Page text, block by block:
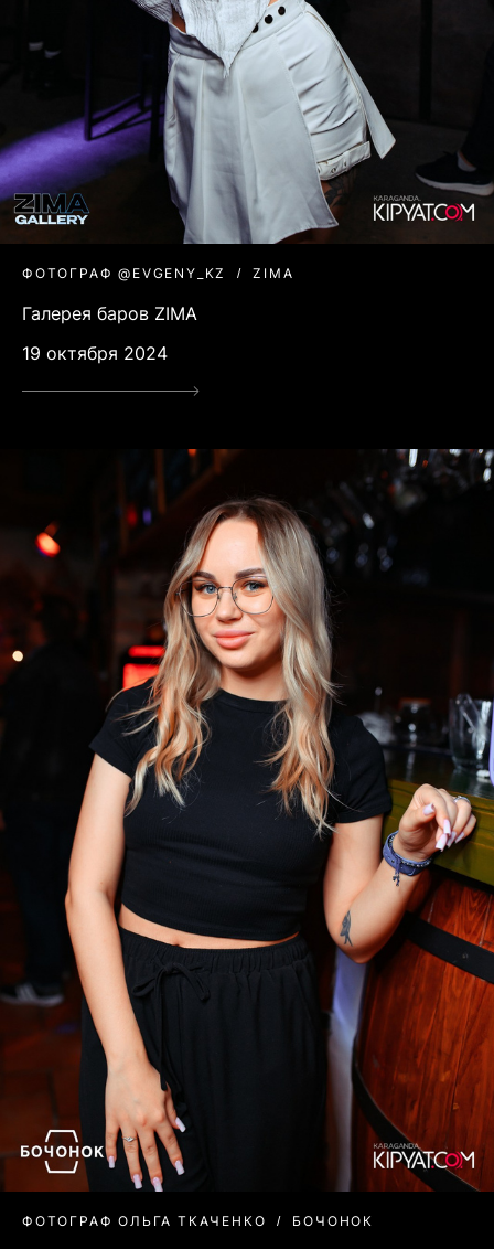
ФОТОГРАФ @EVGENY_KZ ZIMA
Галерея баров ZIMA
19 октября 2024
ФОТОГРАФ ОЛЬГА ТКАЧЕНКО БОЧОНОК